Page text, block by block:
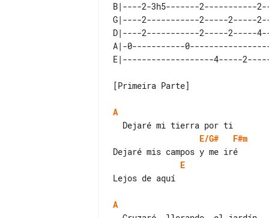
B|----2-3h5-------2-----------
G|----2-----------2-----2-----
D|----2-----------2-----2-----
A|-0-----------
[Primeira Parte]
A
E/G#
F#m
E
Lejos de aquí
A